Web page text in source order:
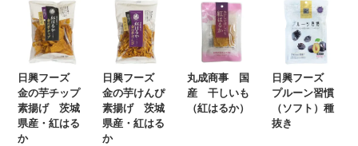
日興フーズ
金の芋チップ
素揚げ 茨城
県産・紅はる
か
日興フーズ
金の芋けんぴ
素揚げ 茨城
県産・紅はる
か
丸成商事 国
産 干しいも
（紅はるか）
日興フーズ
プルーン習慣
（ソフト）種
抜き